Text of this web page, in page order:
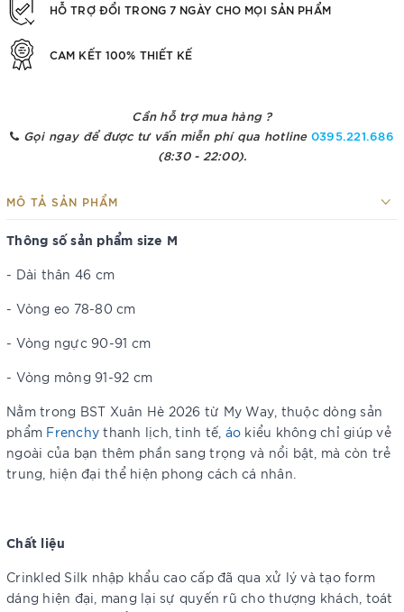
HỖ TRỢ ĐỔI TRONG 7 NGÀY CHO MỌI SẢN PHẨM
CAM KẾT 100% THIẾT KẾ
Cần hỗ trợ mua hàng ?
Gọi ngay để được tư vấn miễn phí qua hotline 0395.221.686
(8:30 - 22:00).
MÔ TẢ SẢN PHẨM
Thông số sản phẩm size M
- Dài thân 46 cm
- Vòng eo 78-80 cm
- Vòng ngực 90-91 cm
- Vòng mông 91-92 cm
Nằm trong BST Xuân Hè 2026 từ My Way, thuộc dòng sản
phẩm Frenchy thanh lịch, tinh tế, áo kiểu không chỉ giúp vẻ
ngoài của bạn thêm phần sang trọng và nổi bật, mà còn trẻ
trung, hiện đại thể hiện phong cách cá nhân.
Chất liệu
Crinkled Silk nhập khẩu cao cấp đã qua xử lý và tạo form
dáng hiện đại, mang lại sự quyến rũ cho thượng khách, toát